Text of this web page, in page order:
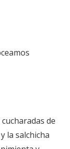
de
la salchicha